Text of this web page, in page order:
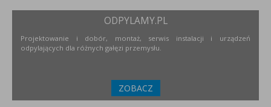
ODPYLAMY.PL
Projektowanie i dobór, montaż, serwis instalacji i urządzeń
odpylających dla różnych gałęzi przemysłu.
ZOBACZ